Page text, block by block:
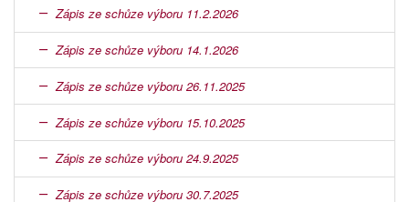
Zápis ze schůze výboru 11.2.2026
Zápis ze schůze výboru 14.1.2026
Zápis ze schůze výboru 26.11.2025
Zápis ze schůze výboru 15.10.2025
Zápis ze schůze výboru 24.9.2025
Zápis ze schůze výboru 30.7.2025